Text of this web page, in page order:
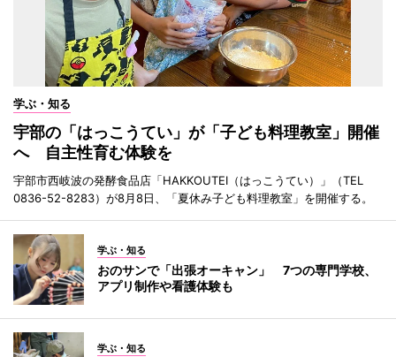
学ぶ・知る
宇部の「はっこうてい」が「子ども料理教室」開催
へ 自主性育む体験を
宇部市西岐波の発酵食品店「HAKKOUTEI（はっこうてい）」（TEL
0836-52-8283）が8月8日、「夏休み子ども料理教室」を開催する。
学ぶ・知る
おのサンで「出張オーキャン」 7つの専門学校、
アプリ制作や看護体験も
学ぶ・知る